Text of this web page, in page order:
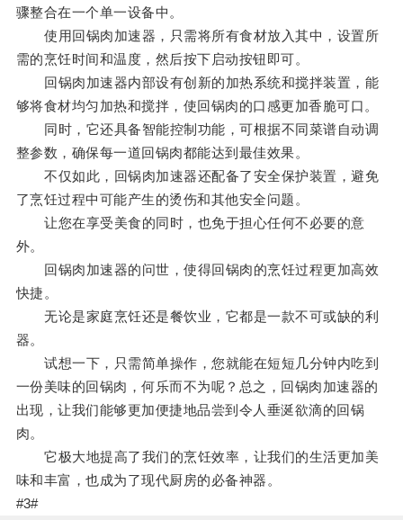
骤整合在一个单一设备中。
使用回锅肉加速器，只需将所有食材放入其中，设置所
需的烹饪时间和温度，然后按下启动按钮即可。
回锅肉加速器内部设有创新的加热系统和搅拌装置，能
够将食材均匀加热和搅拌，使回锅肉的口感更加香脆可口。
同时，它还具备智能控制功能，可根据不同菜谱自动调
整参数，确保每一道回锅肉都能达到最佳效果。
不仅如此，回锅肉加速器还配备了安全保护装置，避免
了烹饪过程中可能产生的烫伤和其他安全问题。
让您在享受美食的同时，也免于担心任何不必要的意
外。
回锅肉加速器的问世，使得回锅肉的烹饪过程更加高效
快捷。
无论是家庭烹饪还是餐饮业，它都是一款不可或缺的利
器。
试想一下，只需简单操作，您就能在短短几分钟内吃到
一份美味的回锅肉，何乐而不为呢？总之，回锅肉加速器的
出现，让我们能够更加便捷地品尝到令人垂涎欲滴的回锅
肉。
它极大地提高了我们的烹饪效率，让我们的生活更加美
味和丰富，也成为了现代厨房的必备神器。
#3#